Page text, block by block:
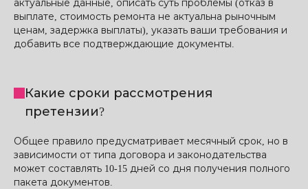
актуальные данные, описать суть проблемы (отказ в
выплате, стоимость ремонта не актуальна рыночным
ценам, задержка выплаты), указать ваши требования и
добавить все подтверждающие документы.
Какие сроки рассмотрения
претензии?
Общее правило предусматривает месячный срок, но в
зависимости от типа договора и законодательства
может составлять 10-15 дней со дня получения полного
пакета документов.